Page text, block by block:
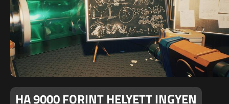
HA 9000 FORINT HELYETT INGYEN